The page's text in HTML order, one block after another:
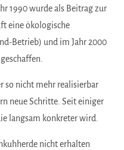
1990 wurde als Beitrag zur
eine ökologische
Betrieb) und im Jahr 2000
so nicht mehr realisierbar
neue Schritte. Seit einiger
langsam konkreter wird.
nicht erhalten